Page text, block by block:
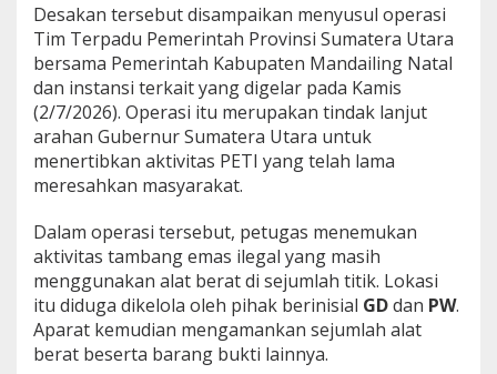
n
a
k
a
d
a
n
U
s
t
D
u
g
a
a
n
Desakan tersebut disampaikan menyusul operasi
Tim Terpadu Pemerintah Provinsi Sumatera Utara
bersama Pemerintah Kabupaten Mandailing Natal
dan instansi terkait yang digelar pada Kamis
(2/7/2026). Operasi itu merupakan tindak lanjut
arahan Gubernur Sumatera Utara untuk
menertibkan aktivitas PETI yang telah lama
meresahkan masyarakat.
Dalam operasi tersebut, petugas menemukan
aktivitas tambang emas ilegal yang masih
menggunakan alat berat di sejumlah titik. Lokasi
itu diduga dikelola oleh pihak berinisial GDdan PW.
Aparat kemudian mengamankan sejumlah alat
berat beserta barang bukti lainnya.